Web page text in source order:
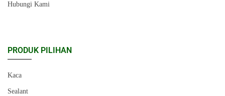
Hubungi Kami
PRODUK PILIHAN
Kaca
Sealant